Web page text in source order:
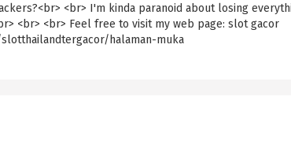
<br> I'm kinda paranoid about losing
<br> <br> Feel free to visit my web page: slot gacor
halaman-muka